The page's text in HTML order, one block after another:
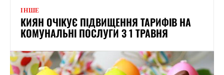
ІНШЕ
КИЯН ОЧІКУЄ ПІДВИЩЕННЯ ТАРИФІВ НА
КОМУНАЛЬНІ ПОСЛУГИ З 1 ТРАВНЯ